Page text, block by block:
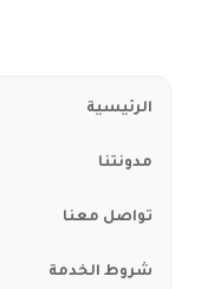
الرئيسية
مدونتنا
تواصل معنا
شروط الخدمة